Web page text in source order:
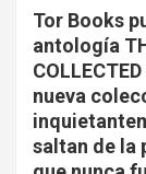
Tor Books
antología
nueva
saltan de la